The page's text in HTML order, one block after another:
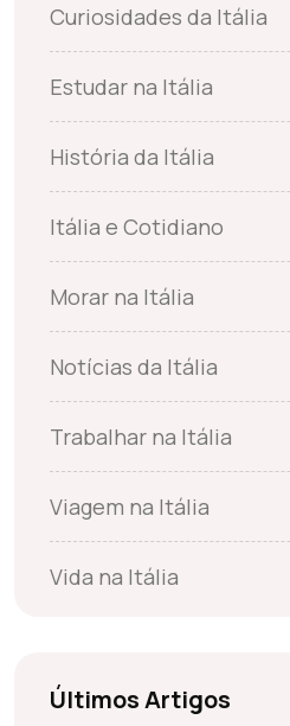
Curiosidades da Itália
Estudar na Itália
História da Itália
Itália e Cotidiano
Morar na Itália
Notícias da Itália
Trabalhar na Itália
Viagem na Itália
Vida na Itália
Últimos Artigos